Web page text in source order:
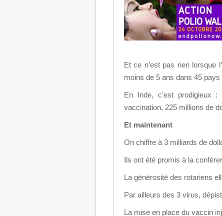
Et ce n’est pas rien lorsque
moins de 5 ans dans 45 pays
En Inde, c’est prodigieux
vaccination, 225 millions de
Et maintenant
On chiffre à 3 milliards de
Ils ont été promis à la
La générosité des rotariens
Par ailleurs des 3 virus,
La mise en place du vaccin